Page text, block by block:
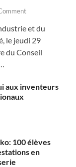
et du
le jeudi 29
du Conseil
aux inventeurs
100 élèves
en